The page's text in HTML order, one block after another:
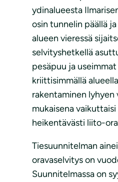
ydinalueesta
osin tunnelin päällä
alueen vieressä
selvityshetkellä
pesäpuu ja
kriittisimmällä
rakentaminen lyhyen
mukaisena
heikentävästi liito-
Tiesuunnitelman
oravaselvitys on
Suunnitelmassa on